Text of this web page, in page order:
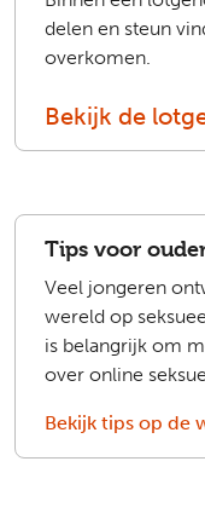
delen en steun
overkomen.
Bekijk de
Tips voor
Veel jongeren
wereld op
is belangrijk om
over online
Bekijk tips op de